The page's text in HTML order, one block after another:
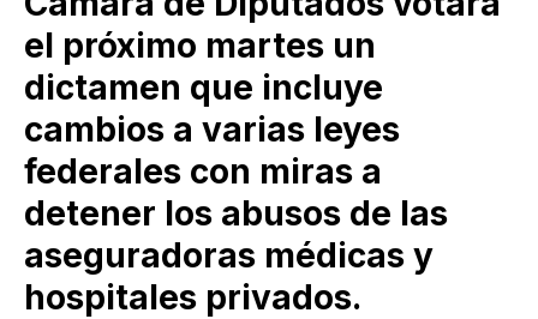
el próximo martes un
dictamen que incluye
cambios a varias leyes
federales con miras a
detener los abusos de las
aseguradoras médicas y
hospitales privados.